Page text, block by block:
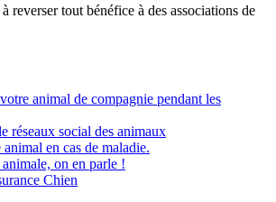
reverser tout bénéfice à des associations de
animal de compagnie pendant les
réseaux social des animaux
en cas de maladie.
on en parle !
Chien